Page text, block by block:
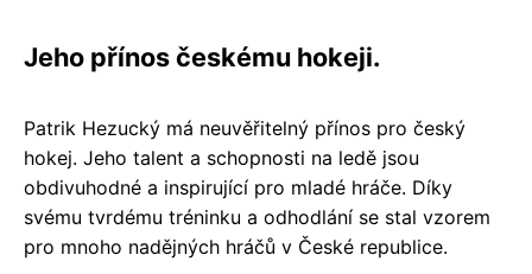
Jeho přínos českému hokeji.
Patrik Hezucký má neuvěřitelný přínos pro český
hokej. Jeho talent a schopnosti na ledě jsou
obdivuhodné a inspirující pro mladé hráče. Díky
svému tvrdému tréninku a odhodlání se stal vzorem
pro mnoho nadějných hráčů v České republice.